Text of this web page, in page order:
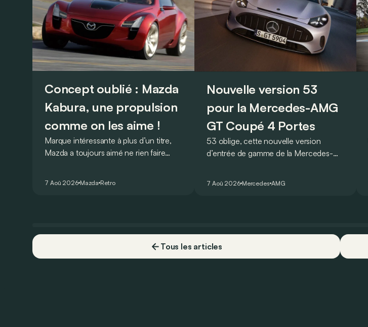
Concept oublié : Mazda
Kabura, une propulsion
comme on les aime !
Marque intéressante à plus d’un titre,
Mazda a toujours aimé ne rien faire
7 Aoû 2026 Mazda Retro
Nouvelle version 53
pour la Mercedes-AMG
GT Coupé 4 Portes
53 oblige, cette nouvelle version
d’entrée de gamme de la Mercedes-
7 Aoû 2026 Mercedes AMG
Tous les articles